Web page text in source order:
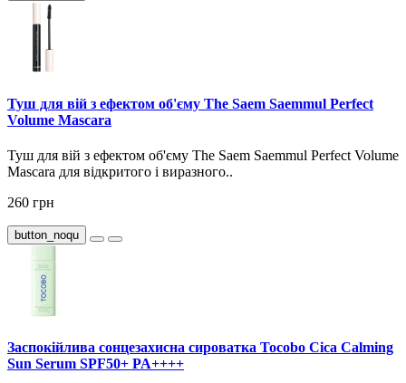
Туш для вій з ефектом об'єму The Saem Saemmul Perfect
Volume Mascara
Туш для вій з ефектом об'єму The Saem Saemmul Perfect Volume
Mascara для відкритого і виразного..
260 грн
button_noqu
Заспокійлива сонцезахисна сироватка Tocobo Cica Calming
Sun Serum SPF50+ PA++++